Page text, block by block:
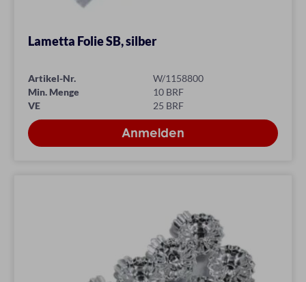
Lametta Folie SB, silber
Artikel-Nr.
W/1158800
Min. Menge
10 BRF
VE
25 BRF